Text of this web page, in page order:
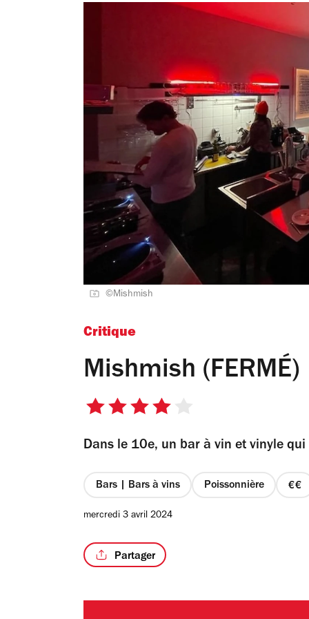
©Mishmish
Critique
Mishmish (FERMÉ)
4
5
Dans le 10e, un bar à vin et vinyle
Bars | Bars à vins Poissonnière
prix
mercredi 3 avril 2024
Partager